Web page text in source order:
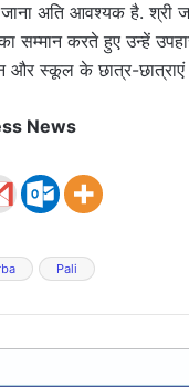
अति आवश्यक है. श्री
सम्मान करते हुए उन्हें
और स्कूल के छात्र-
News
Pali